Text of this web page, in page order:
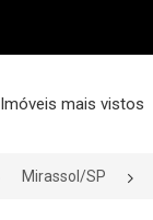
Imóveis mais vistos
Mirassol/SP